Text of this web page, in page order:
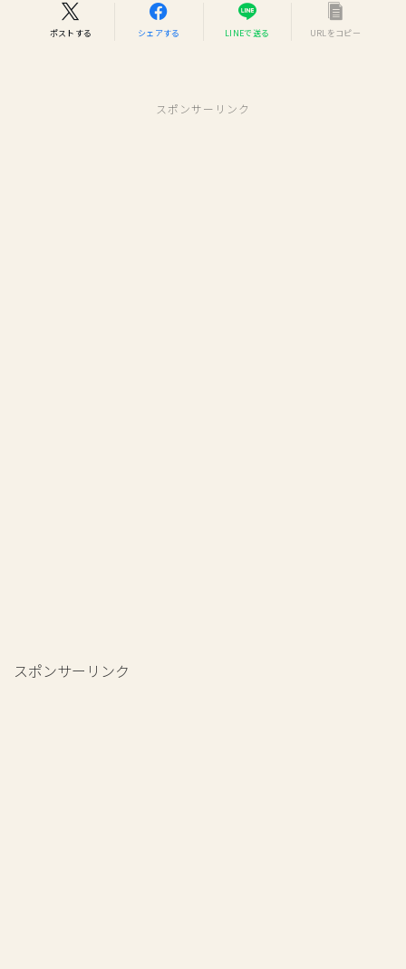
ポストする シェアする LINEで送る URLをコピー
スポンサーリンク
スポンサーリンク